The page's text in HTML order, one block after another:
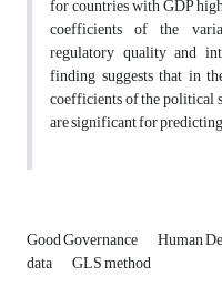
for countries with GDP
coefficients of the
regulatory quality and
finding suggests that in
coefficients of the political
are significant for
Good Governance Human
data GLS method